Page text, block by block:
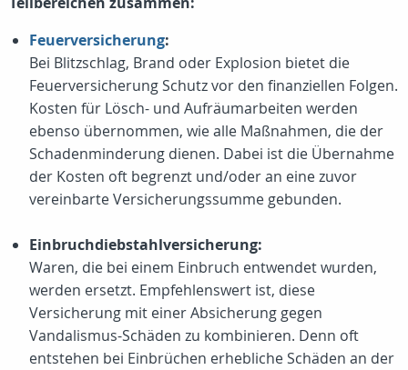
Feuerversicherung:
Bei Blitzschlag, Brand oder Explosion bietet die
Feuerversicherung Schutz vor den finanziellen Folgen.
Kosten für Lösch- und Aufräumarbeiten werden
ebenso übernommen, wie alle Maßnahmen, die der
Schadenminderung dienen. Dabei ist die Übernahme
der Kosten oft begrenzt und/oder an eine zuvor
vereinbarte Versicherungssumme gebunden.
Einbruchdiebstahlversicherung:
Waren, die bei einem Einbruch entwendet wurden,
werden ersetzt. Empfehlenswert ist, diese
Versicherung mit einer Absicherung gegen
Vandalismus-Schäden zu kombinieren. Denn oft
entstehen bei Einbrüchen erhebliche Schäden an der